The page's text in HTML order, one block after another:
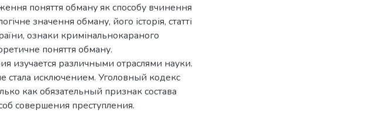
поняття обману як способу вчинення
значення обману, його історія, статті
ознаки кримінальнокараного
поняття обману.
изучается различными отраслями науки.
стала исключением. Уголовный кодекс
как обязательный признак состава
совершения преступления.